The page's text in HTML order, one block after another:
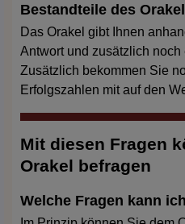
Bestandteile des
Das Orakel gibt Ihnen
Antwort und zusätzlich
Zusätzlich bekommen Sie
Erfolgszahlen mit auf den
Mit diesen Fragen
Orakel befragen
Welche Fragen kann